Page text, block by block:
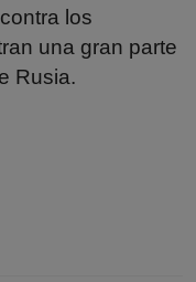
los
una gran parte
Rusia.